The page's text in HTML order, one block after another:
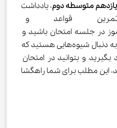
متوسطه دوم، یادداشت
قواعد و
آماده‌ترین دانش‌آموز در جلسه امتحان باشید و
نتایجی بهتر کسب کنید. اگر به دنبال شیوه‌هایی هستید که
بگیرید و بتوانید در امتحان
این مطلب برای شما راهگشا